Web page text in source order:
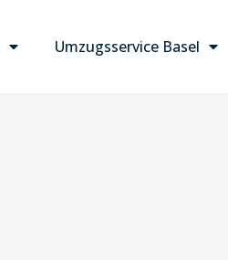
Umzugsservice Basel